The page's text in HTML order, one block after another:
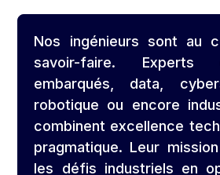
Nos ingénieurs sont au
savoir-faire. Experts
embarqués, data,
robotique ou encore
combinent excellence
pragmatique. Leur
les défis industriels en